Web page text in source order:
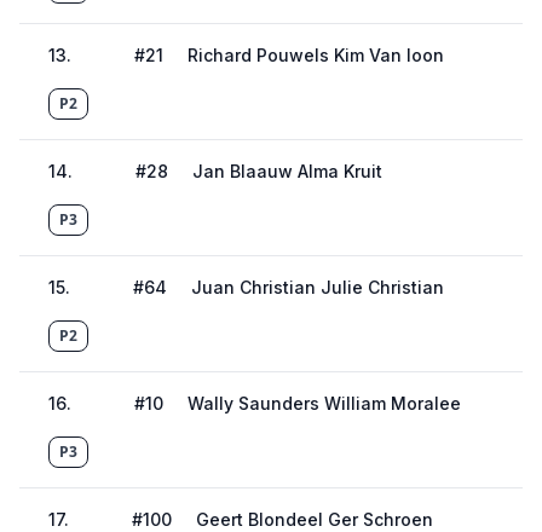
13. #21 Richard Pouwels Kim Van loon
P2
14. #28 Jan Blaauw Alma Kruit
P3
15. #64 Juan Christian Julie Christian
P2
16. #10 Wally Saunders William Moralee
P3
17. #100 Geert Blondeel Ger Schroen